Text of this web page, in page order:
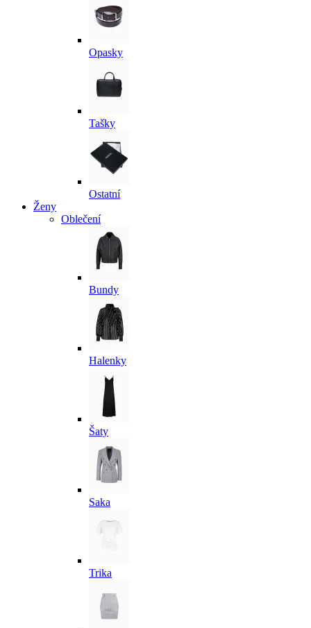
Opasky
Tašky
Ostatní
Ženy
Oblečení
Bundy
Halenky
Šaty
Saka
Trika